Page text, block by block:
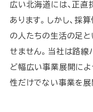
広い北海道には、正
あります。しかし、採
の人たちの生活の足と
せません。当社は路線
ど幅広い事業展開に
性だけでない事業を展